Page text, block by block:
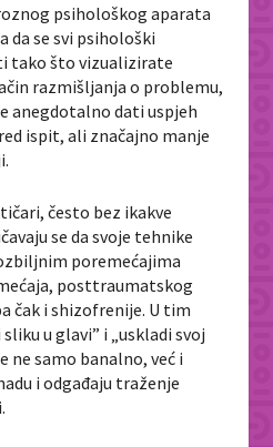
psihološkog aparata
da se svi psihološki
tako što vizualizirate
razmišljanja o problemu,
anegdotalno dati uspjeh
ispit, ali značajno manje
često bez ikakve
se da svoje tehnike
poremećajima
posttraumatskog
čak i shizofrenije. U tim
u glavi” i „uskladi svoj
ne samo banalno, već i
i odgađaju traženje